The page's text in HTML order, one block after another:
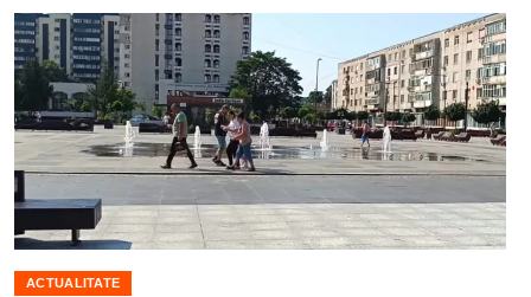
ACTUALITATE